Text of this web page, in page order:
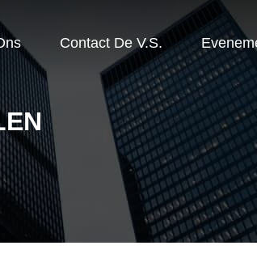
Contact De V.S.